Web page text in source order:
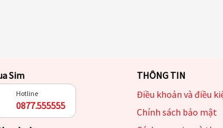
Sim
Hotline
0877.555555
THÔNG TIN
Điều khoản và điều
Chính sách bảo mật